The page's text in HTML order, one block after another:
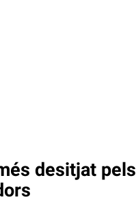
desitjat pels